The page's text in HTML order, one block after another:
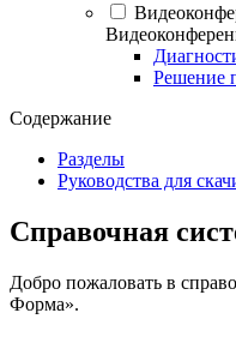
Решение
Содержание
Разделы
Руководства для
Справочная
Добро пожаловать в
Форма».